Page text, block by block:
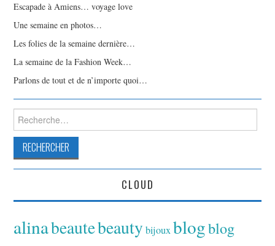
Escapade à Amiens… voyage love
Une semaine en photos…
Les folies de la semaine dernière…
La semaine de la Fashion Week…
Parlons de tout et de n’importe quoi…
Rechercher :
CLOUD
alinabeautebeauty bijoux blogblog